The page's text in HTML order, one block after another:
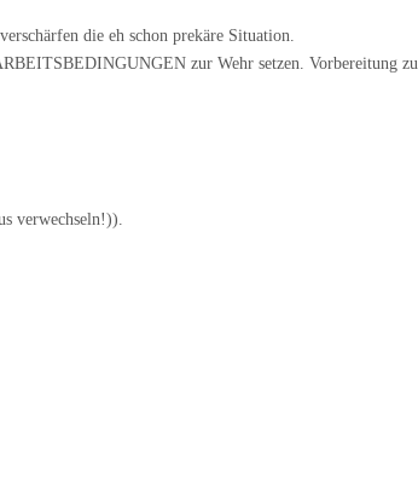
die eh schon prekäre Situation.
zur Wehr setzen. Vorbereitung zu
verwechseln!)).